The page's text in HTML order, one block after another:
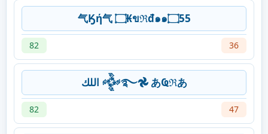
气Ӄή气 ۝₭ขℜđ๑๑۝55
82 36
‎اللك 𒅒࿐𖣘 あҨℜあ
82 47